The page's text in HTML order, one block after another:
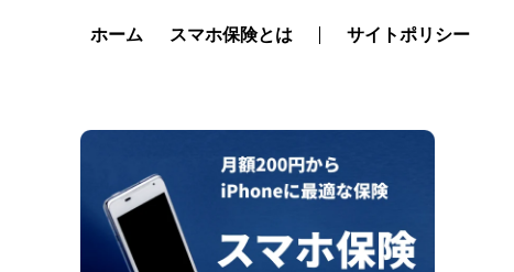
ホーム スマホ保険とは サイトポリシー